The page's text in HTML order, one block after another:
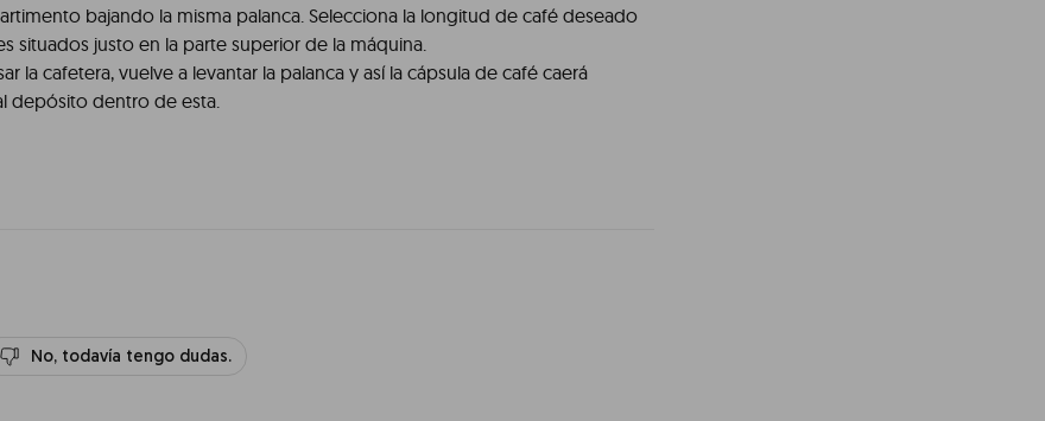
bajando la misma palanca. Selecciona la longitud de café deseado
situados justo en la parte superior de la máquina.
la cafetera, vuelve a levantar la palanca y así la cápsula de café caerá
depósito dentro de esta.
No, todavía tengo dudas.